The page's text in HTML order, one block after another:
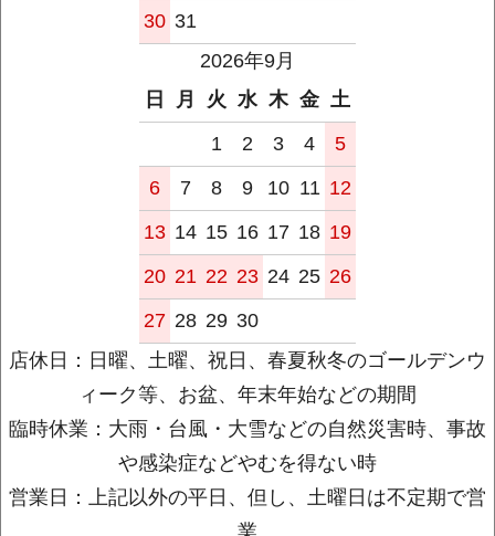
30 31
2026年9月
日
月 火 水 木 金 土
1
2 3 4
5
6
7 8 9 10 11 12
13 14 15 16 17 18 19
20 21 22 23 24 25 26
27 28 29 30
店休日：日曜、土曜、祝日、春夏秋冬のゴールデンウ
ィーク等、お盆、年末年始などの期間
臨時休業：大雨・台風・大雪などの自然災害時、事故
や感染症などやむを得ない時
営業日：上記以外の平日、但し、土曜日は不定期で営
業